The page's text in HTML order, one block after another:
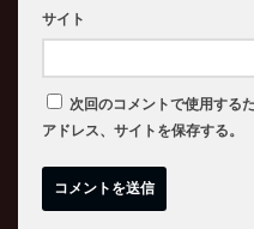
サイト
次回のコメントで使用する
アドレス、サイトを保存する。